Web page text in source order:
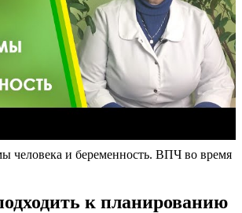
человека и беременность. ВПЧ во время
к планированию